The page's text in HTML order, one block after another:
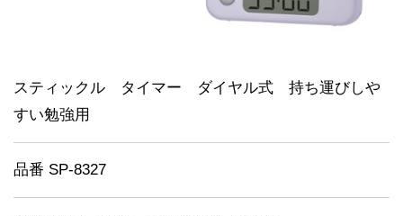
スティックル タイマー ダイヤル式 持ち運びしや
すい勉強用
品番 SP-8327